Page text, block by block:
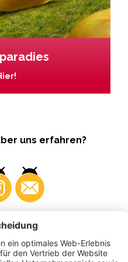
uns erfahren?
Produzenten